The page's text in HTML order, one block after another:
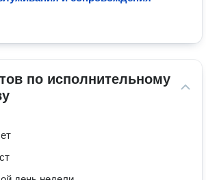
по исполнительному